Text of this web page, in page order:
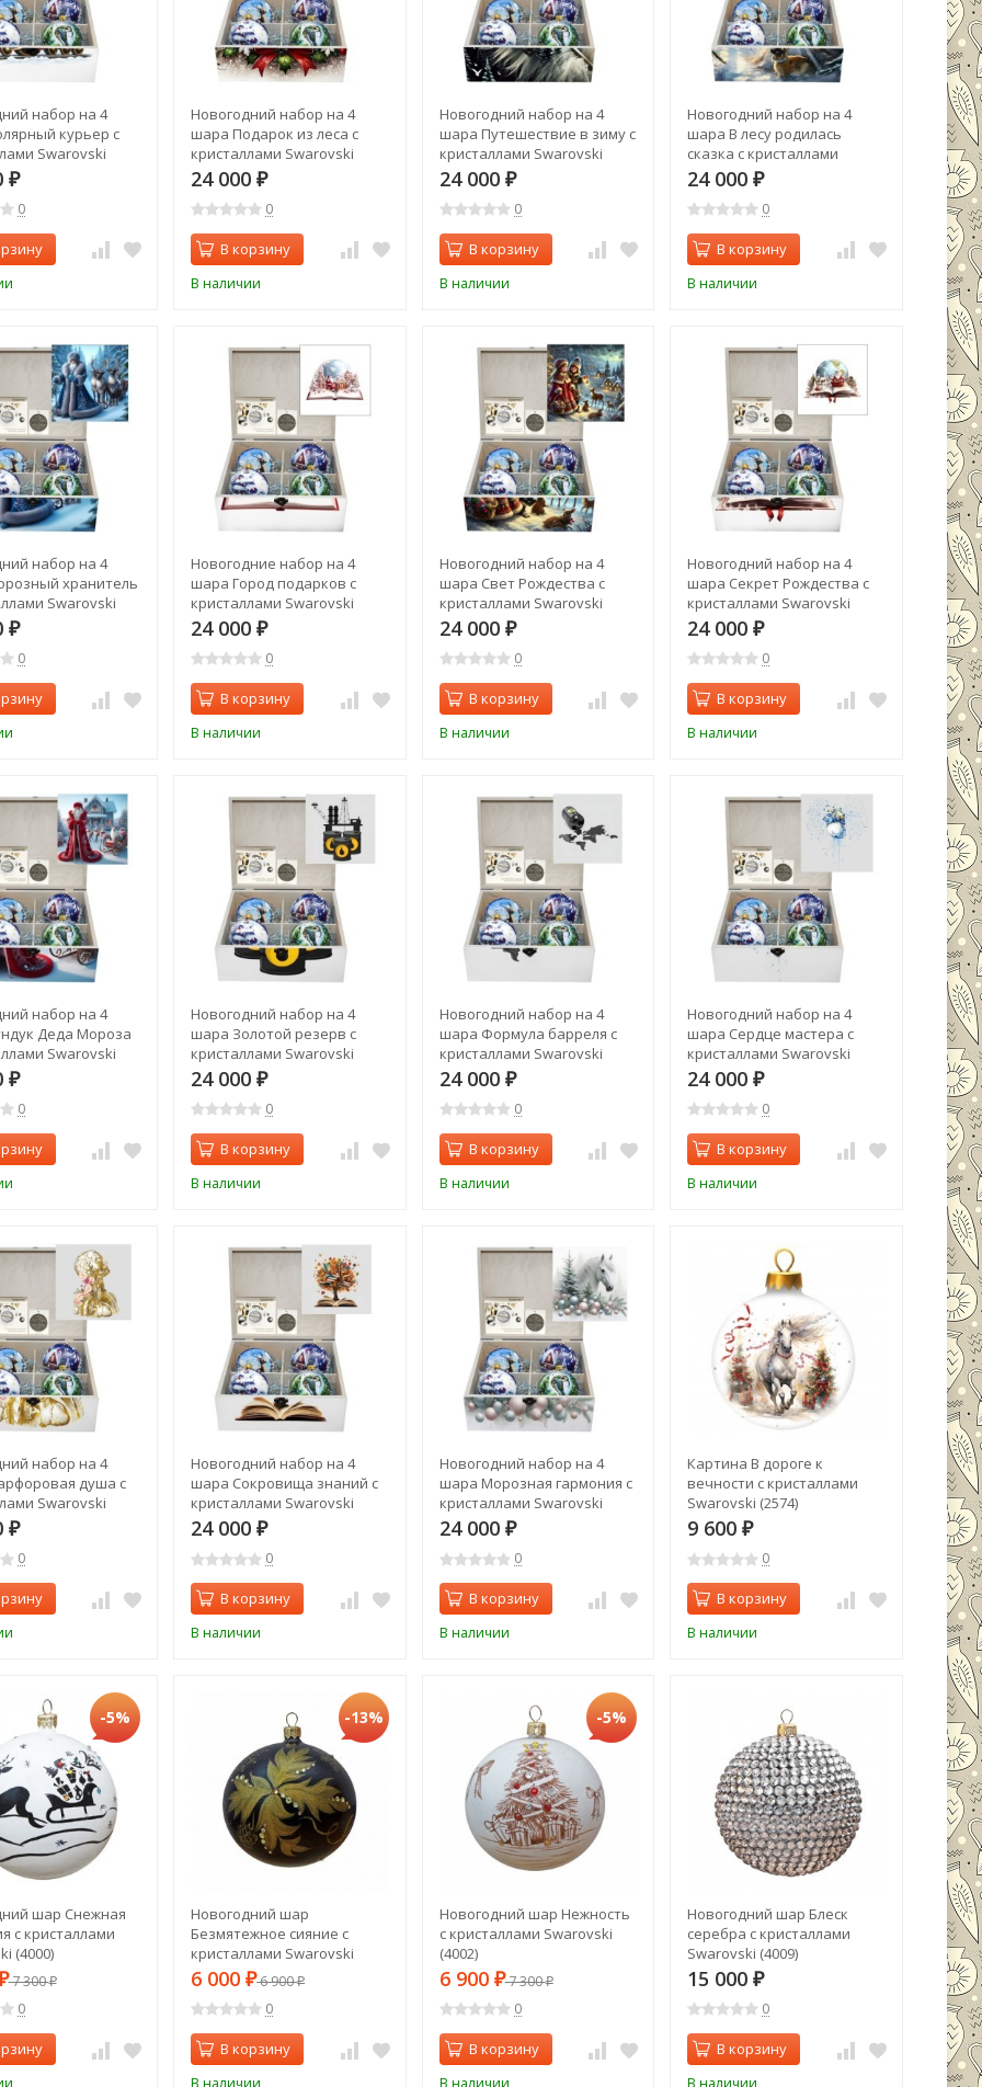
набор на 4
курьер с
Swarovski
₽
0
Новогодний набор на 4
шара Подарок из леса с
кристаллами Swarovski
(2559)
24 000₽
0
В корзину
В наличии
Новогодний набор на 4
шара Путешествие в зиму с
кристаллами Swarovski
(2561)
24 000 ₽
0
В корзину
В наличии
Новогодний набор на 4
шара В лесу родилась
сказка с кристаллами
Swarovski (2556)
24 000₽
0
В корзину
В наличии
набор на 4
хранитель
Swarovski
₽
0
Новогодние набор на 4
шара Город подарков с
кристаллами Swarovski
(2557)
24 000₽
0
В корзину
В наличии
Новогодний набор на 4
шара Свет Рождества с
кристаллами Swarovski
(2562)
24 000 ₽
0
В корзину
В наличии
Новогодний набор на 4
шара Секрет Рождества с
кристаллами Swarovski
(2563)
24 000₽
0
В корзину
В наличии
набор на 4
Деда Мороза
Swarovski
₽
0
Новогодний набор на 4
шара Золотой резерв с
кристаллами Swarovski
(2565)
24 000₽
0
В корзину
В наличии
Новогодний набор на 4
шара Формула барреля с
кристаллами Swarovski
(2566)
24 000 ₽
0
В корзину
В наличии
Новогодний набор на 4
шара Сердце мастера с
кристаллами Swarovski
(2567)
24 000₽
0
В корзину
В наличии
набор на 4
душа с
Swarovski
₽
0
Новогодний набор на 4
шара Сокровища знаний с
кристаллами Swarovski
(2569)
24 000₽
0
В корзину
В наличии
Новогодний набор на 4
шара Морозная гармония с
кристаллами Swarovski
(2570)
24 000 ₽
0
В корзину
В наличии
Картина В дороге к
вечности с кристаллами
Swarovski (2574)
9 600₽
0
В корзину
В наличии
-5%
шар Снежная
с кристаллами
(4000)
7 300₽
0
-13%
Новогодний шар
Безмятежное сияние с
кристаллами Swarovski
(4001)
6 000₽6 900₽
0
В корзину
В наличии
-5%
Новогодний шар Нежность
с кристаллами Swarovski
(4002)
6 900 ₽7 300₽
0
В корзину
В наличии
Новогодний шар Блеск
серебра с кристаллами
Swarovski (4009)
15 000₽
0
В корзину
В наличии